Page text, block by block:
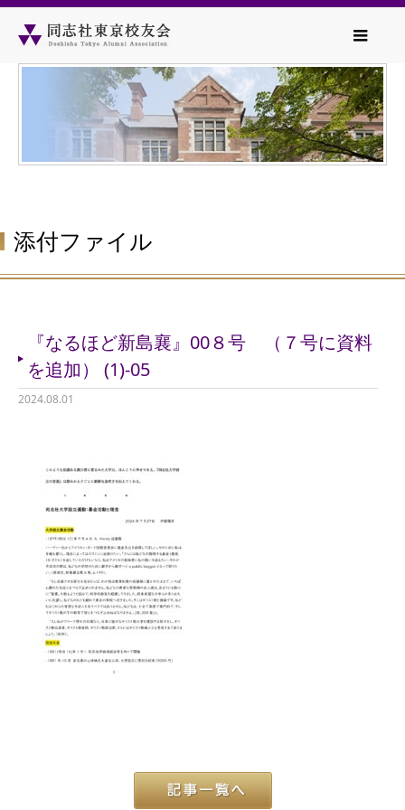
添付ファイル
『なるほど新島襄』00８号 （７号に資料
を追加） (1)-05
2024.08.01